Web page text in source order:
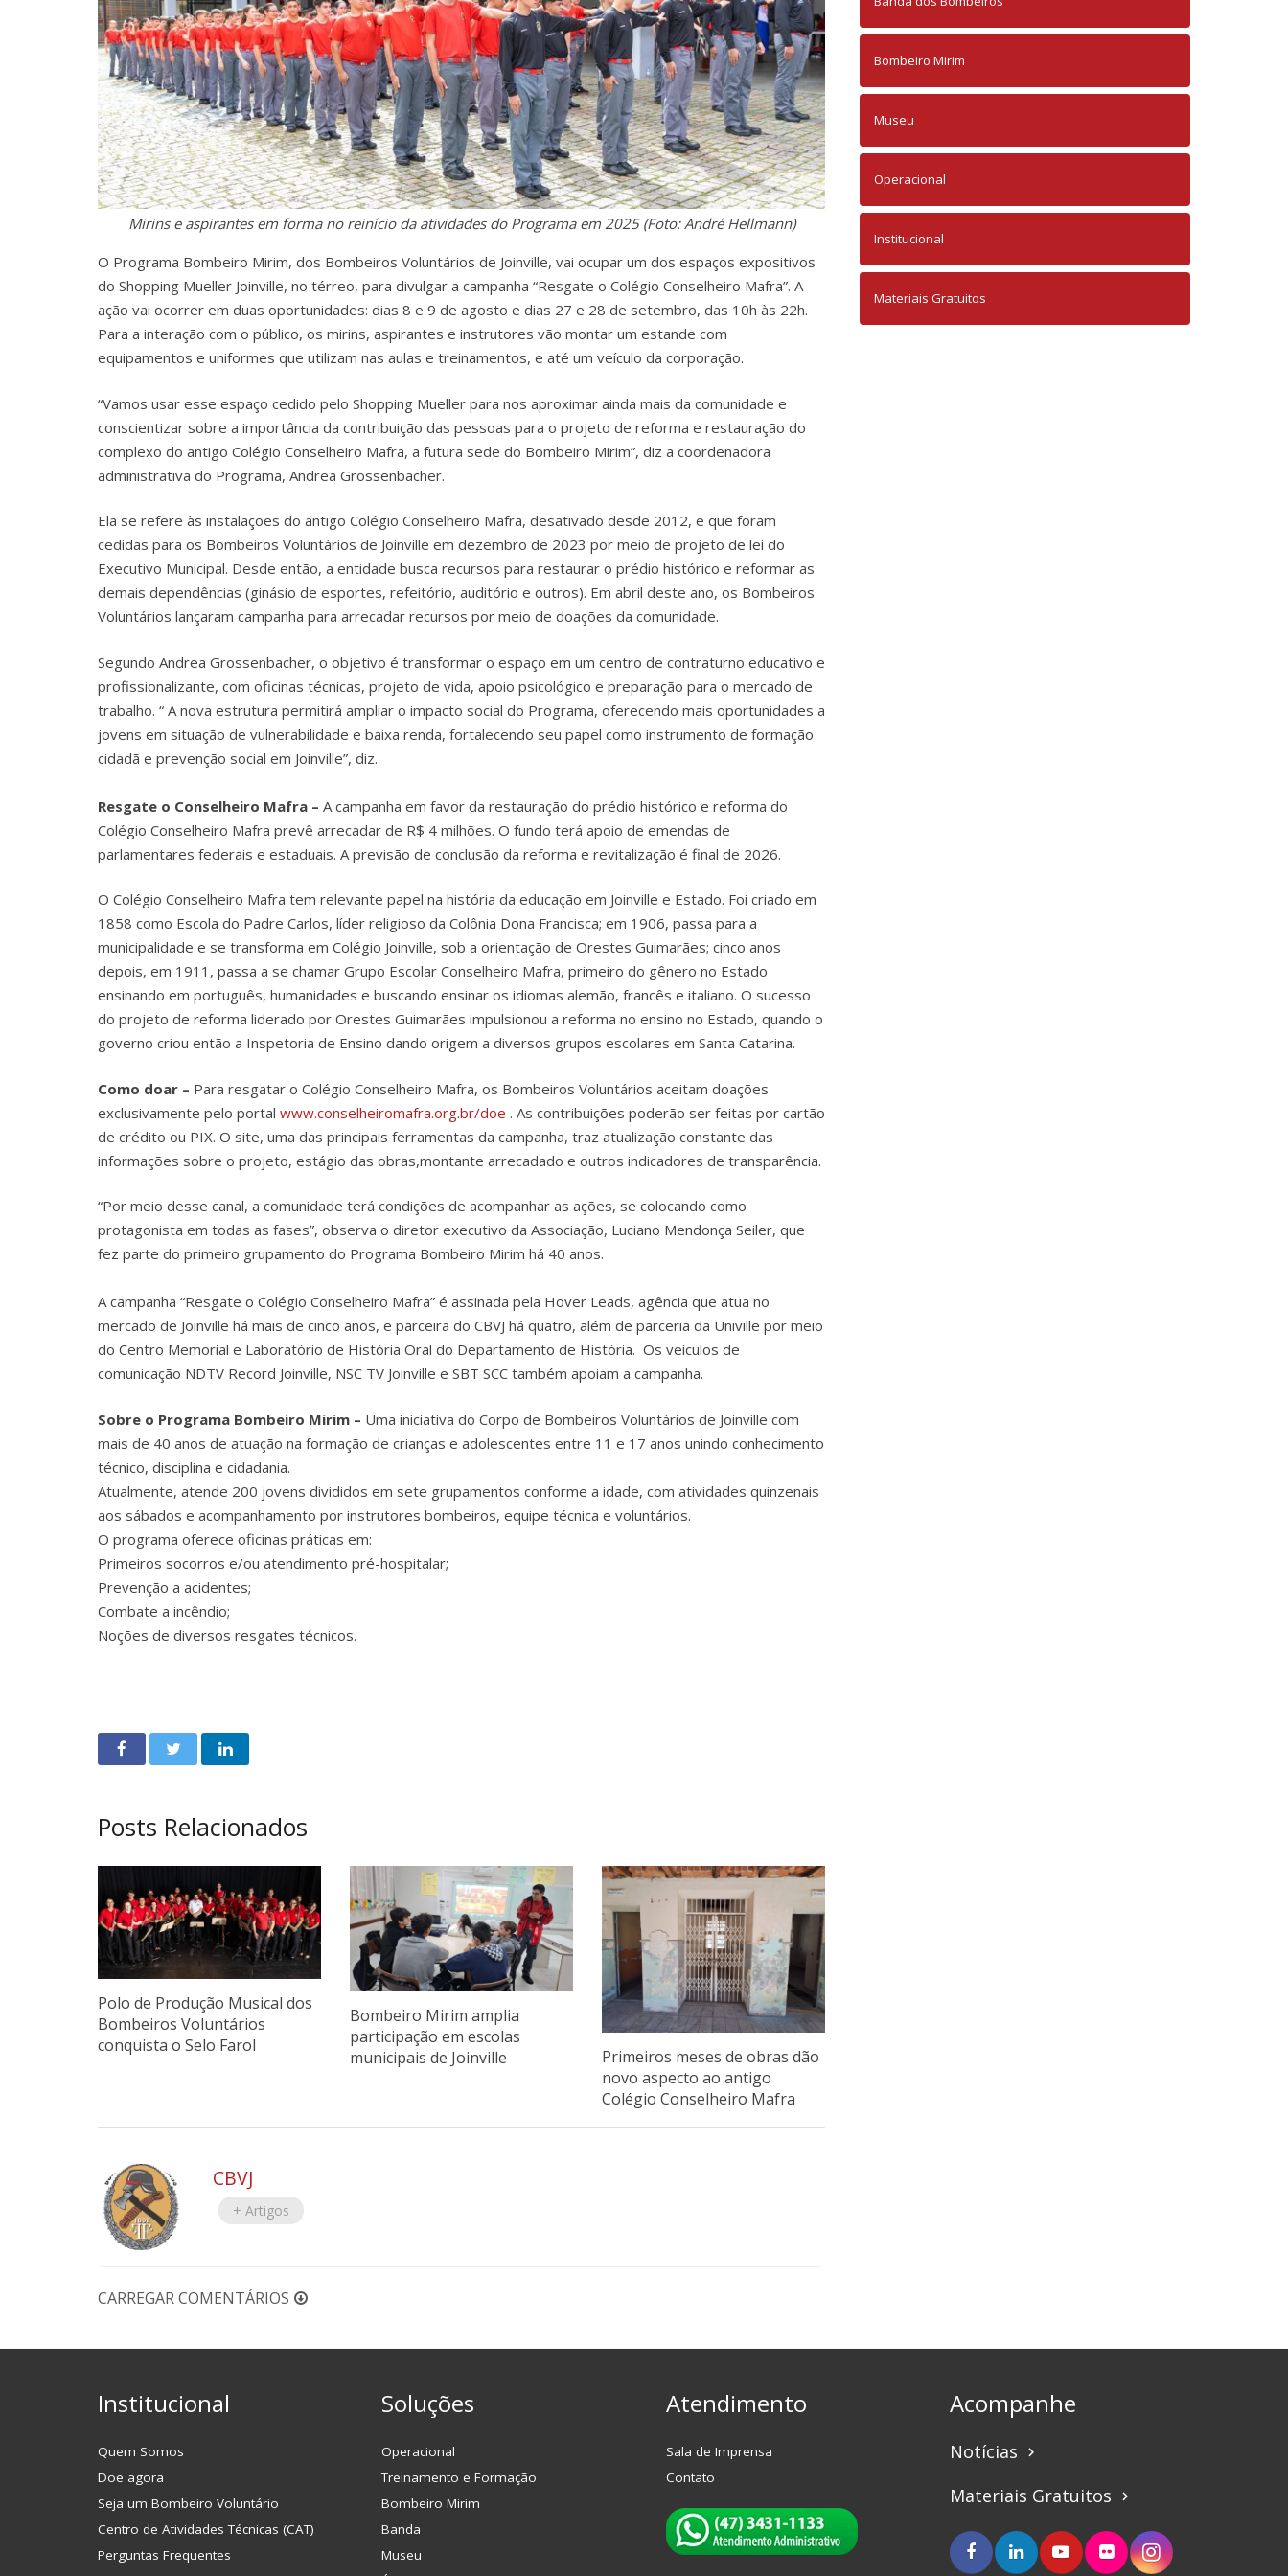
Mirins e aspirantes em forma no reinício da atividades do Programa em 2025 (Foto: André Hellmann)
O Programa Bombeiro Mirim, dos Bombeiros Voluntários de Joinville, vai ocupar um dos espaços expositivos
do Shopping Mueller Joinville, no térreo, para divulgar a campanha “Resgate o Colégio Conselheiro Mafra”. A
ação vai ocorrer em duas oportunidades: dias 8 e 9 de agosto e dias 27 e 28 de setembro, das 10h às 22h.
Para a interação com o público, os mirins, aspirantes e instrutores vão montar um estande com
equipamentos e uniformes que utilizam nas aulas e treinamentos, e até um veículo da corporação.
“Vamos usar esse espaço cedido pelo Shopping Mueller para nos aproximar ainda mais da comunidade e
conscientizar sobre a importância da contribuição das pessoas para o projeto de reforma e restauração do
complexo do antigo Colégio Conselheiro Mafra, a futura sede do Bombeiro Mirim”, diz a coordenadora
administrativa do Programa, Andrea Grossenbacher.
Ela se refere às instalações do antigo Colégio Conselheiro Mafra, desativado desde 2012, e que foram
cedidas para os Bombeiros Voluntários de Joinville em dezembro de 2023 por meio de projeto de lei do
Executivo Municipal. Desde então, a entidade busca recursos para restaurar o prédio histórico e reformar as
demais dependências (ginásio de esportes, refeitório, auditório e outros). Em abril deste ano, os Bombeiros
Voluntários lançaram campanha para arrecadar recursos por meio de doações da comunidade.
Segundo Andrea Grossenbacher, o objetivo é transformar o espaço em um centro de contraturno educativo e
profissionalizante, com oficinas técnicas, projeto de vida, apoio psicológico e preparação para o mercado de
trabalho. “ A nova estrutura permitirá ampliar o impacto social do Programa, oferecendo mais oportunidades a
jovens em situação de vulnerabilidade e baixa renda, fortalecendo seu papel como instrumento de formação
cidadã e prevenção social em Joinville”, diz.
Resgate o Conselheiro Mafra – A campanha em favor da restauração do prédio histórico e reforma do
Colégio Conselheiro Mafra prevê arrecadar de R$ 4 milhões. O fundo terá apoio de emendas de
parlamentares federais e estaduais. A previsão de conclusão da reforma e revitalização é final de 2026.
O Colégio Conselheiro Mafra tem relevante papel na história da educação em Joinville e Estado. Foi criado em
1858 como Escola do Padre Carlos, líder religioso da Colônia Dona Francisca; em 1906, passa para a
municipalidade e se transforma em Colégio Joinville, sob a orientação de Orestes Guimarães; cinco anos
depois, em 1911, passa a se chamar Grupo Escolar Conselheiro Mafra, primeiro do gênero no Estado
ensinando em português, humanidades e buscando ensinar os idiomas alemão, francês e italiano. O sucesso
do projeto de reforma liderado por Orestes Guimarães impulsionou a reforma no ensino no Estado, quando o
governo criou então a Inspetoria de Ensino dando origem a diversos grupos escolares em Santa Catarina.
Como doar – Para resgatar o Colégio Conselheiro Mafra, os Bombeiros Voluntários aceitam doações
exclusivamente pelo portal www.conselheiromafra.org.br/doe . As contribuições poderão ser feitas por cartão
de crédito ou PIX. O site, uma das principais ferramentas da campanha, traz atualização constante das
informações sobre o projeto, estágio das obras,montante arrecadado e outros indicadores de transparência.
“Por meio desse canal, a comunidade terá condições de acompanhar as ações, se colocando como
protagonista em todas as fases”, observa o diretor executivo da Associação, Luciano Mendonça Seiler, que
fez parte do primeiro grupamento do Programa Bombeiro Mirim há 40 anos.
A campanha “Resgate o Colégio Conselheiro Mafra” é assinada pela Hover Leads, agência que atua no
mercado de Joinville há mais de cinco anos, e parceira do CBVJ há quatro, além de parceria da Univille por meio
do Centro Memorial e Laboratório de História Oral do Departamento de História. Os veículos de
comunicação NDTV Record Joinville, NSC TV Joinville e SBT SCC também apoiam a campanha.
Sobre o Programa Bombeiro Mirim – Uma iniciativa do Corpo de Bombeiros Voluntários de Joinville com
mais de 40 anos de atuação na formação de crianças e adolescentes entre 11 e 17 anos unindo conhecimento
técnico, disciplina e cidadania.
Atualmente, atende 200 jovens divididos em sete grupamentos conforme a idade, com atividades quinzenais
aos sábados e acompanhamento por instrutores bombeiros, equipe técnica e voluntários.
O programa oferece oficinas práticas em:
Primeiros socorros e/ou atendimento pré-hospitalar;
Prevenção a acidentes;
Combate a incêndio;
Noções de diversos resgates técnicos.
Posts Relacionados
Polo de Produção Musical dos
Bombeiros Voluntários
conquista o Selo Farol
Bombeiro Mirim amplia
participação em escolas
municipais de Joinville
Primeiros meses de obras dão
novo aspecto ao antigo
Colégio Conselheiro Mafra
CBVJ
+ Artigos
CARREGAR COMENTÁRIOS
Bombeiro Mirim
Museu
Operacional
Institucional
Materiais Gratuitos
Institucional
Quem Somos
Doe agora
Seja um Bombeiro Voluntário
Centro de Atividades Técnicas (CAT)
Perguntas Frequentes
Soluções
Operacional
Treinamento e Formação
Bombeiro Mirim
Banda
Museu
Atendimento
Sala de Imprensa
Contato
Acompanhe
Notícias keyboard_arrow_right
Materiais Gratuitos keyboard_arrow_right